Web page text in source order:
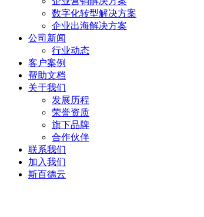
数字化转型解决方案
企业出海解决方案
公司新闻
行业动态
客户案例
帮助文档
关于我们
发展历程
荣誉资质
旗下品牌
合作伙伴
联系我们
加入我们
斯百德云